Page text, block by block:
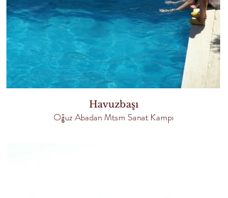
Havuzbaşı
Oğuz Abadan Mtsm Sanat Kampı